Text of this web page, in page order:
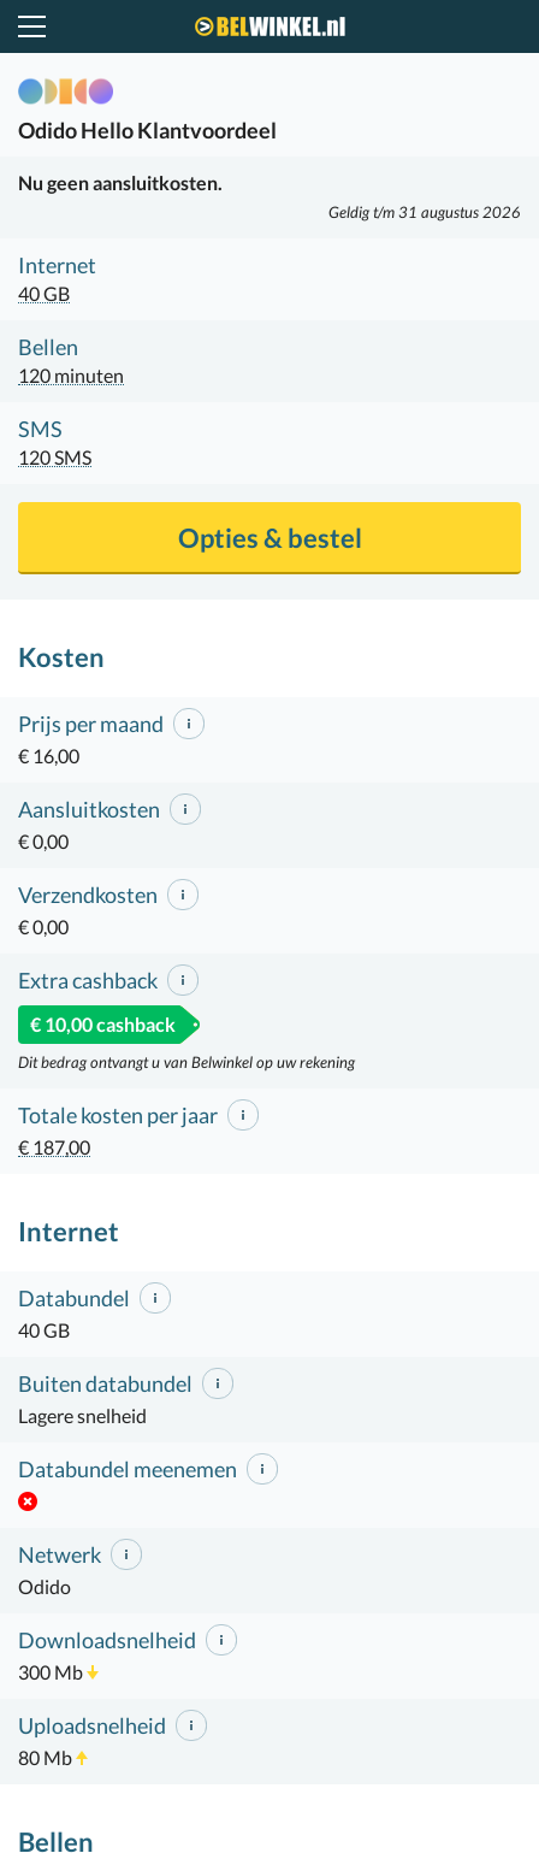
OdidoHello Klantvoordeel
Nu geen aansluitkosten.
Geldig t/m 31 augustus 2026
Internet
40 GB
Bellen
120 minuten
SMS
120 SMS
Opties & bestel
Kosten
Prijs per maand
€ 16,00
Aansluitkosten
€ 0,00
Verzendkosten
€ 0,00
Extra cashback
€ 10,00 cashback
Dit bedrag ontvangt u van Belwinkel op uw rekening
Totale kosten per jaar
€ 187,00
Internet
Databundel
40 GB
Buiten databundel
Lagere snelheid
Databundel meenemen
Netwerk
Odido
Downloadsnelheid
300 Mb
Uploadsnelheid
80 Mb
Bellen